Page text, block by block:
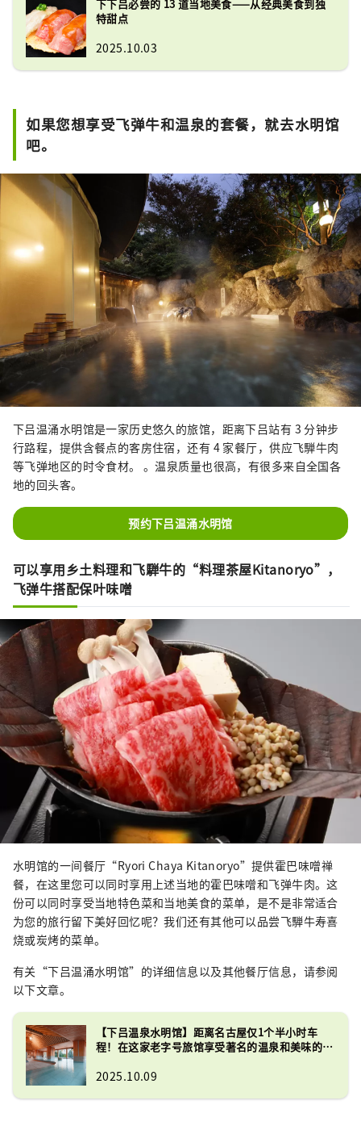
下下吕必尝的 13 道当地美食——从经典美食到独
特甜点
2025.10.03
如果您想享受飞弹牛和温泉的套餐，就去水明馆
吧。
下吕温涌水明馆是一家历史悠久的旅馆，距离下吕站有 3 分钟步
行路程，提供含餐点的客房住宿，还有 4 家餐厅，供应飞騨牛肉
等飞弹地区的时令食材。 。温泉质量也很高，有很多来自全国各
地的回头客。
预约下吕温涌水明馆
可以享用乡土料理和飞騨牛的“料理茶屋Kitanoryo”，
飞弹牛搭配保叶味噌
水明馆的一间餐厅“Ryori Chaya Kitanoryo”提供霍巴味噌禅
餐，在这里您可以同时享用上述当地的霍巴味噌和飞弹牛肉。这
份可以同时享受当地特色菜和当地美食的菜单，是不是非常适合
为您的旅行留下美好回忆呢？我们还有其他可以品尝飞騨牛寿喜
烧或炭烤的菜单。
有关“下吕温涌水明馆”的详细信息以及其他餐厅信息，请参阅
以下文章。
【下吕温泉水明馆】距离名古屋仅1个半小时车
程！在这家老字号旅馆享受著名的温泉和美味的飞
2025.10.09